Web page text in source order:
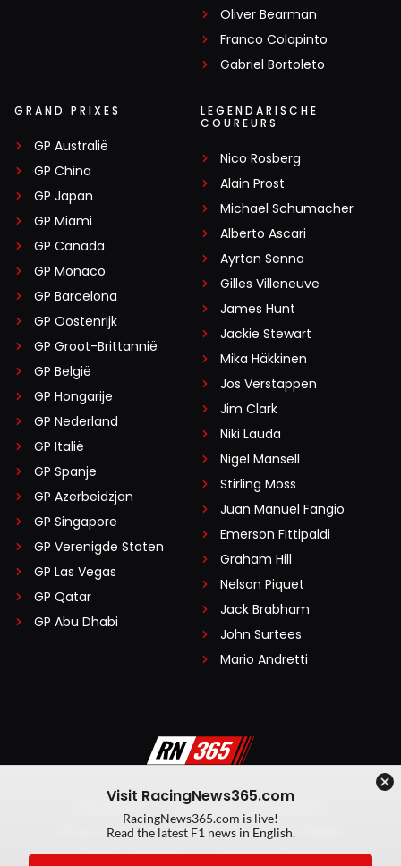
Oliver Bearman
Franco Colapinto
Gabriel Bortoleto
GRAND PRIXES
GP Australië
GP China
GP Japan
GP Miami
GP Canada
GP Monaco
GP Barcelona
GP Oostenrijk
GP Groot-Brittannië
GP België
GP Hongarije
GP Nederland
GP Italië
GP Spanje
GP Azerbeidzjan
GP Singapore
GP Verenigde Staten
GP Las Vegas
GP Qatar
GP Abu Dhabi
LEGENDARISCHE
COUREURS
Nico Rosberg
Alain Prost
Michael Schumacher
Alberto Ascari
Ayrton Senna
Gilles Villeneuve
James Hunt
Jackie Stewart
Mika Häkkinen
Jos Verstappen
Jim Clark
Niki Lauda
Nigel Mansell
Stirling Moss
Juan Manuel Fangio
Emerson Fittipaldi
Graham Hill
Nelson Piquet
Jack Brabham
John Surtees
Mario Andretti
Algemene voorwaarden
Privacy Policy
Created by On Your Marks
Privacy manager
Kansspeluitingen
Visit RacingNews365.com
RacingNews365.com is live!
Read the latest F1 news in English.